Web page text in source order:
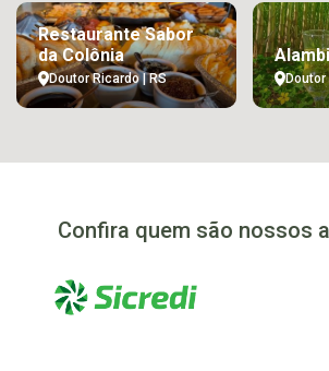
Restaurante Sabor
da Colônia
Doutor Ricardo | RS Doutor
Confira quem são nossos